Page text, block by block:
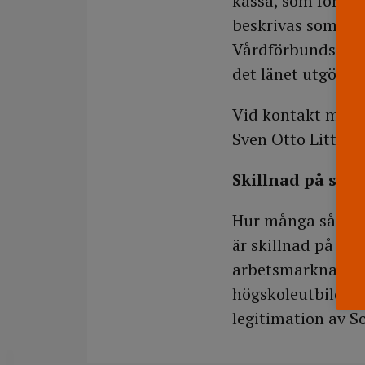
beskrivas som
det länet utgör
Vid kontakt med
Sven Otto
Skillnad på
Hur många
är skillnad på
legitimation av